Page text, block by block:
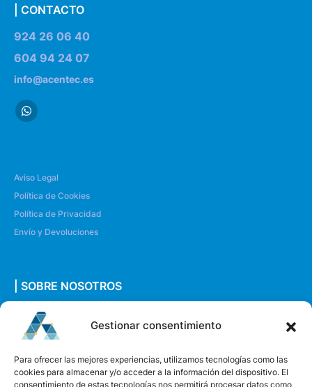
Gestionar consentimiento
Para ofrecer las mejores experiencias, utilizamos tecnologías como las
cookies para almacenar y/o acceder a la información del dispositivo. El
consentimiento de estas tecnologías nos permitirá procesar datos como
| CONTACTO
924 26 06 40
604 94 24 07
info@acentec.es
Aviso Legal
Política de Cookies
Política de Privacidad
Envío y Devoluciones
| SOBRE NOSOTROS
Quiénes somos
Envíanos un mensaje